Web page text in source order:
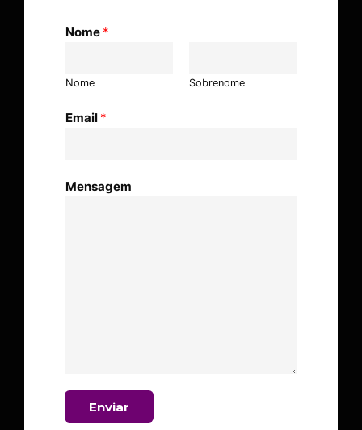
Nome *
Nome Sobrenome
Email *
Mensagem
Enviar